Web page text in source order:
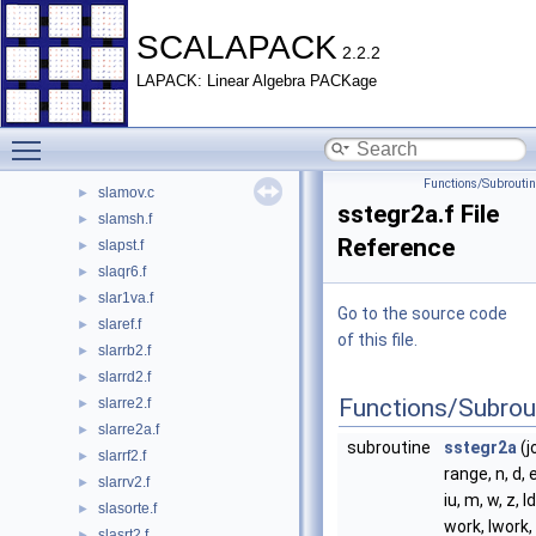
SCALAPACK 2.2.2
LAPACK: Linear Algebra PACKage
► pzunmrq.f
► pzunmrz.f
► pzunmtr.f
► sdbtf2.f
► sdbtrf.f
► sdttrsv.f
► slamov.c
► slamsh.f
► slapst.f
► slaqr6.f
► slar1va.f
► slaref.f
► slarrb2.f
► slarrd2.f
► slarre2.f
► slarre2a.f
► slarrf2.f
► slarrv2.f
► slasorte.f
Functions/
sstegr2a.f File
Reference
Go to the source code
of this file.
Functions/
subroutine sstegr2a
range, n, d,
iu, m, w, z,
work, lwork,